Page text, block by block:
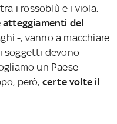
i rossoblù e i viola.
del
-, vanno a macchiare
soggetti devono
un Paese
però, certe volte il